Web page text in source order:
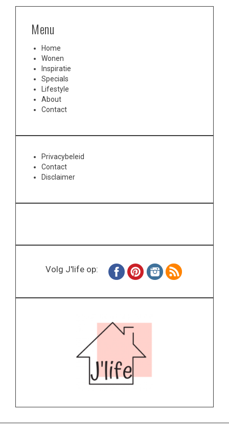
Menu
Home
Wonen
Inspiratie
Specials
Lifestyle
About
Contact
Privacybeleid
Contact
Disclaimer
Volg J'life op: